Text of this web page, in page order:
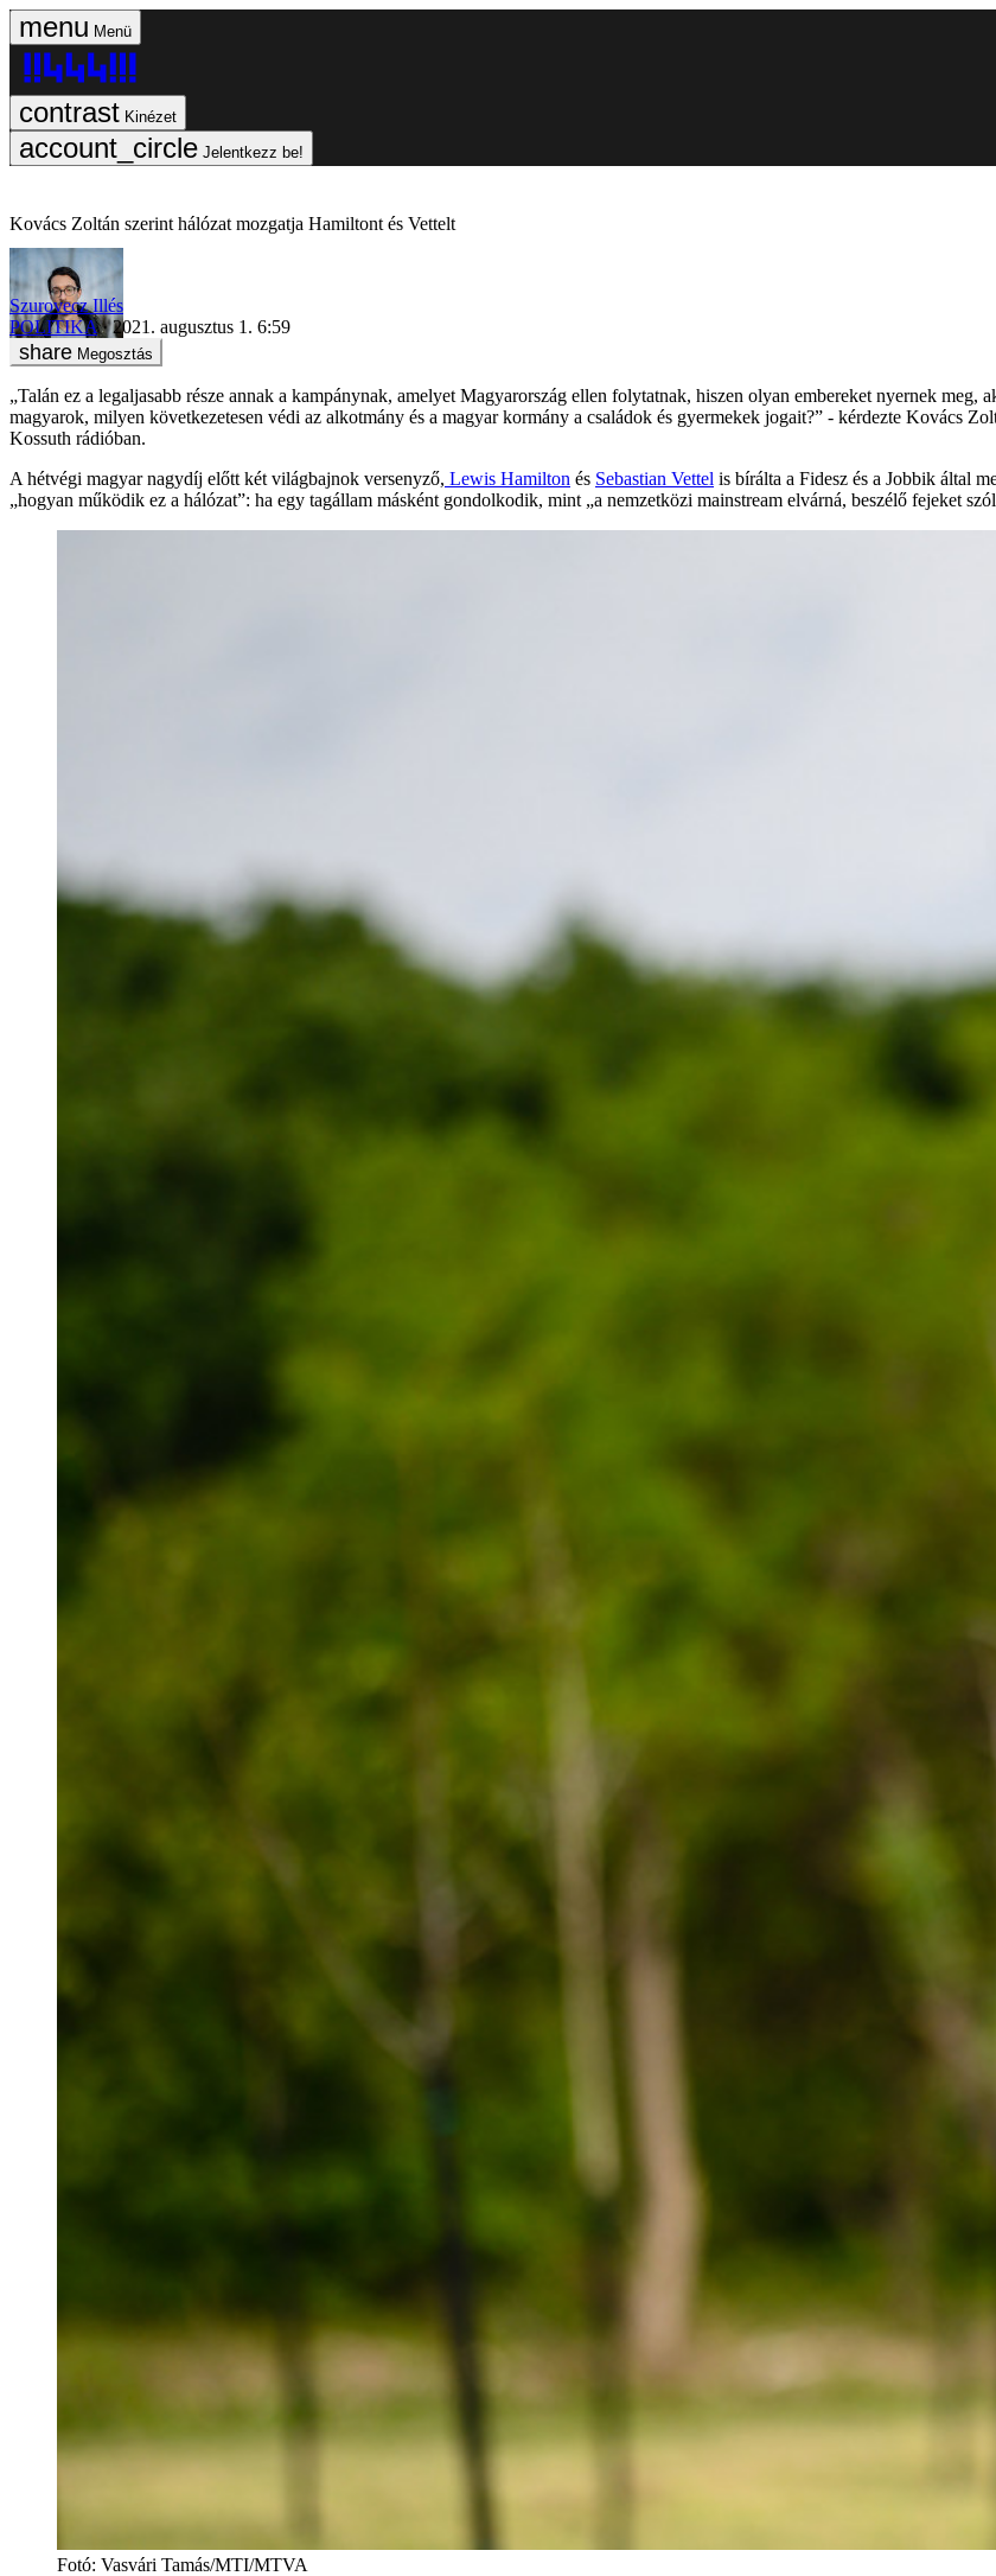
Menü
Kinézet
Jelentkezz be!
Kovács Zoltán szerint hálózat mozgatja Hamiltont és Vettelt
Szurovecz Illés
POLITIKA
2021. augusztus 1. 6:59
Megosztás
„Talán ez a legaljasabb része annak a kampánynak, amelyet Magyarország ellen folytatnak, hiszen olyan embereket nyernek
magyarok, milyen következetesen védi az alkotmány és a magyar kormány a családok és gyermekek jogait?” - kérdezte Kovács
Kossuth rádióban.
A hétvégi magyar nagydíj előtt két világbajnok versenyző, Lewis Hamilton és Sebastian Vettel is bírálta a Fidesz és a Jobbik által
„hogyan működik ez a hálózat”: ha egy tagállam másként gondolkodik, mint „a nemzetközi mainstream elvárná, beszélő fejeket
Fotó: Vasvári Tamás/MTI/MTVA